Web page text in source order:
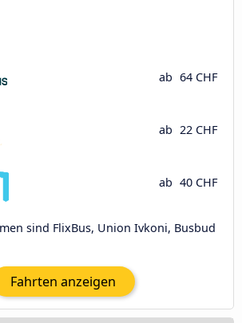
ab 64 CHF
ab 22 CHF
ab 40 CHF
sind FlixBus, Union Ivkoni, Busbud
Fahrten anzeigen